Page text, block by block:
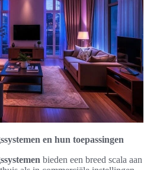
en hun toepassingen
bieden een breed scala aan